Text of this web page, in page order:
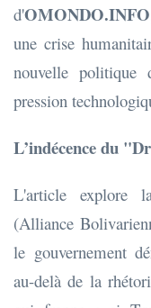
d'OMONDO.INFO
une crise
nouvelle politique
pression
L’indécence du
L'article explore
(Alliance
le gouvernement
au-delà de la